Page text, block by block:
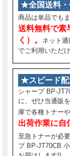
★全国送料・
商品は単品でも
送料無料で素
く）。
ネット
でご利用いただ
★スピード配
シャープ BP-
に、ぜひ当通販
庫で各種トナー
出荷作業に自
至急トナーが必
プ BP-JT70CB